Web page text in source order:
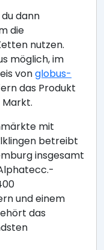
dann
die
nutzen.
möglich, im
vonglobus-
das Produkt
mit
betreibt
insgesamt
und einem
das